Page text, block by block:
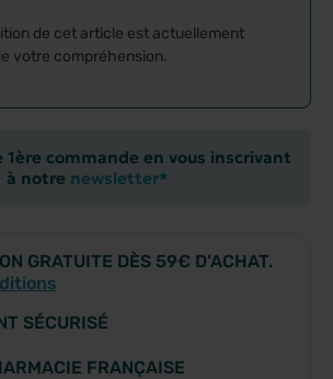
de cet article est actuellement
votre compréhension.
1ère commande en vous inscrivant
à notre newsletter*
GRATUITE DÈS 59€ D’ACHAT.
SÉCURISÉ
FRANÇAISE